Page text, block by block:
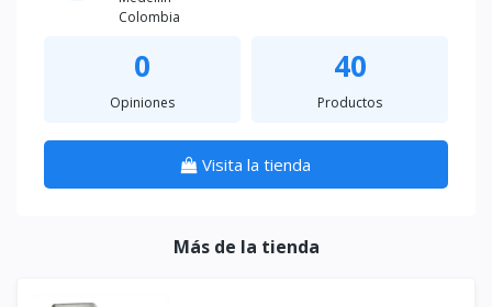
Colombia
0
Opiniones
40
Productos
Visita la tienda
Más de la tienda